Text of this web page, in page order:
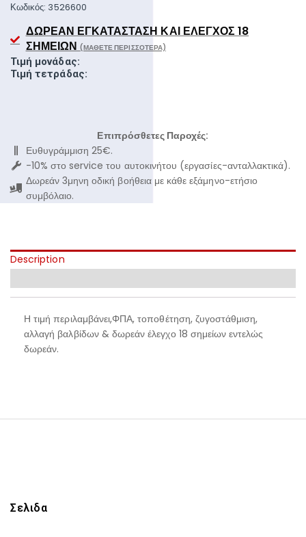
Κωδικός: 3526600
ΔΩΡΕΆΝ ΕΓΚΑΤΆΣΤΑΣΗ ΚΑΙ ΈΛΕΓΧΟΣ 18
ΣΗΜΕΊΩΝ (ΜΆΘΕΤΕ ΠΕΡΙΣΣΌΤΕΡΑ)
Τιμή μονάδας:
Τιμή τετράδας:
Επιπρόσθετες Παροχές:
Ευθυγράμμιση 25€.
-10% στο service του αυτοκινήτου (εργασίες-ανταλλακτικά).
Δωρεάν 3μηνη οδική βοήθεια με κάθε εξάμηνο-ετήσιο
συμβόλαιο.
Description
Η τιμή περιλαμβάνει,ΦΠΑ, τοποθέτηση, ζυγοστάθμιση,
αλλαγή βαλβίδων & δωρεάν έλεγχο 18 σημείων εντελώς
δωρεάν.
Σελιδα